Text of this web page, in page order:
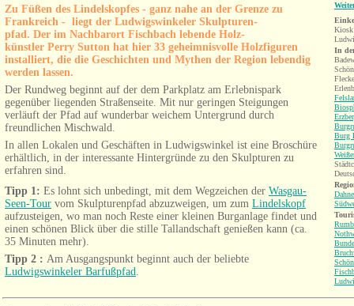
Zu Füßen des Lindelskopfes - ganz nahe an der Grenze zu
Frankreich - liegt der Ludwigswinkeler Skulpturen-
pfad. Der im Nachbarort Fischbach lebende Holz-
künstler Perry Sutton hat hier 33 geheimnisvolle Holzfiguren
installiert, die die Geschichten und Mythen der Region lebendig
werden lassen.
Der Rundweg beginnt auf der dem Parkplatz am Erlebnispark
gegenüber liegenden Straßenseite. Mit nur geringen Steigungen
verläuft der Pfad auf wunderbar weichem Untergrund durch
freundlichen Mischwald.
In allen Lokalen und Geschäften in Ludwigswinkel ist eine Broschüre
erhältlich, in der interessante Hintergründe zu den Skulpturen zu
erfahren sind.
Tipp 1: Es lohnt sich unbedingt, mit dem Wegzeichen der Wasgau-
Seen-Tour vom Skulpturenpfad abzuzweigen, um zum Lindelskopf
aufzusteigen, wo man noch Reste einer kleinen Burganlage findet und
einen schönen Blick über die stille Tallandschaft genießen kann (ca.
35 Minuten mehr).
Tipp 2 : Am Ausgangspunkt beginnt auch der beliebte
Ludwigswinkeler Barfußpfad.
Kiosk
In
Burg